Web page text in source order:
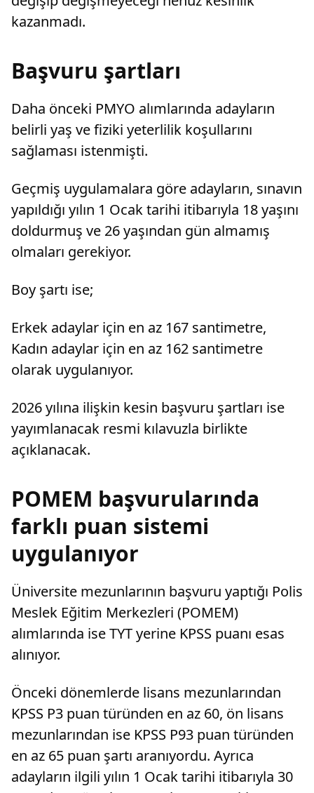
kazanmadı.
Başvuru şartları
Daha önceki PMYO alımlarında adayların
belirli yaş ve fiziki yeterlilik koşullarını
sağlaması istenmişti.
Geçmiş uygulamalara göre adayların, sınavın
yapıldığı yılın 1 Ocak tarihi itibarıyla 18 yaşını
doldurmuş ve 26 yaşından gün almamış
olmaları gerekiyor.
Boy şartı ise;
Erkek adaylar için en az 167 santimetre,
Kadın adaylar için en az 162 santimetre
olarak uygulanıyor.
2026 yılına ilişkin kesin başvuru şartları ise
yayımlanacak resmi kılavuzla birlikte
açıklanacak.
POMEM başvurularında
farklı puan sistemi
uygulanıyor
Üniversite mezunlarının başvuru yaptığı Polis
Meslek Eğitim Merkezleri (POMEM)
alımlarında ise TYT yerine KPSS puanı esas
alınıyor.
Önceki dönemlerde lisans mezunlarından
KPSS P3 puan türünden en az 60, ön lisans
mezunlarından ise KPSS P93 puan türünden
en az 65 puan şartı aranıyordu. Ayrıca
adayların ilgili yılın 1 Ocak tarihi itibarıyla 30